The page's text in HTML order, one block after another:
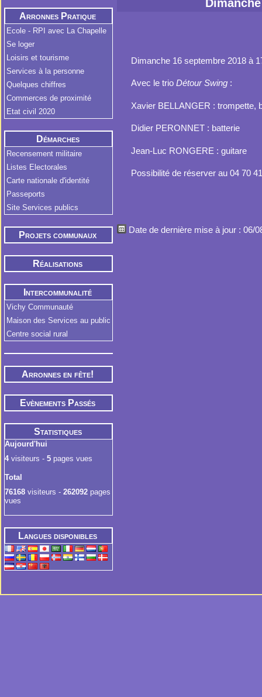
Arronnes Pratique
Ecole - RPI avec La Chapelle
Se loger
Loisirs et tourisme
Services à la personne
Quelques chiffres
Commerces de proximité
Etat civil 2020
Démarches
Administratives
Recensement militaire
Listes Electorales
Carte nationale d'identité
Passeports
Site Services publics
Projets communaux
Réalisations
Intercommunalité
Vichy Communauté
Maison des Services au public
Centre social rural
Arronnes en fête!
Evènements Passés
Statistiques
Aujourd'hui
4visiteurs - 5 pages vues
Total
76168 visiteurs - 262092 pages
vues
Langues disponibles
Dimanche 16 septembre 2018 à
Avec le trio Détour Swing :
Xavier BELLANGER : trompette,
Didier PERONNET : batterie
Jean-Luc RONGERE : guitare
Possibilité de réserver au 04 70
Date de dernière mise à jour : 06/